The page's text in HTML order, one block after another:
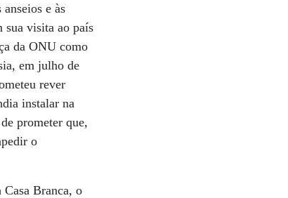
e às
sua visita ao país
da ONU como
em julho de
rever
instalar na
prometer que,
o
Branca, o